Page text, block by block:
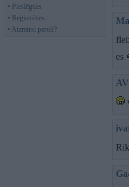
• Pieslēgties
• Reģistrēties
• Aizmirsi paroli?
es